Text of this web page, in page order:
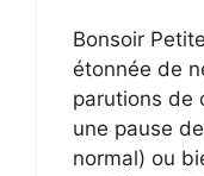
Bonsoir
étonnée de
parutions de
une pause
normal) ou